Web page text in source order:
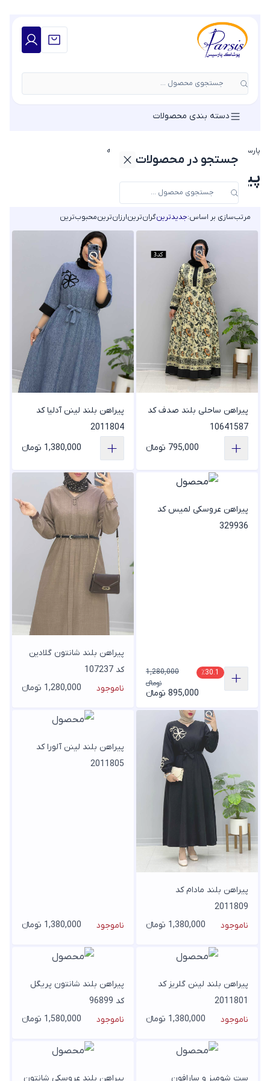
جستجوی محصول ...
جستجو در محصولات
دسته بندی محصولات
پارسیس مد پیراهن عروسکی زنانه
پیراهن عروسکی زنانه
مرتب‌سازی بر اساس:جدیدترینگران‌ترینارزان‌ترینمحبوب‌ترین
پیراهن ساحلی بلند صدف کد
10641587
795,000 تومانء
پیراهن بلند لینن آدلیا کد
2011804
1,380,000 تومانء
پیراهن عروسکی لمیس کد
329936
٪30.1
1,280,000
تومانء
895,000 تومانء
پیراهن بلند شانتون گلادین
کد 107237
ناموجود
1,280,000 تومانء
پیراهن بلند مادام کد
2011809
ناموجود
1,380,000 تومانء
پیراهن بلند لینن آلورا کد
2011805
ناموجود 1,380,000 تومانء
پیراهن بلند لینن گلریز کد
2011801
ناموجود
1,380,000 تومانء
پیراهن بلند شانتون پریگل
کد 96899
ناموجود
1,580,000 تومانء
ست شومیز و سارافون پیراهن بلند عروسکی شانتون